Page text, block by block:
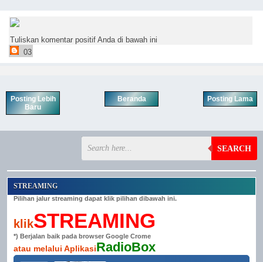
Tuliskan komentar positif Anda di bawah ini
03
Posting Lebih
Baru
Posting Lama
Beranda
SEARCH
STREAMING
Pilihan jalur streaming dapat klik pilihan dibawah ini.
klikSTREAMING
*) Berjalan baik pada browser Google Crome
atau melalui AplikasiRadioBox